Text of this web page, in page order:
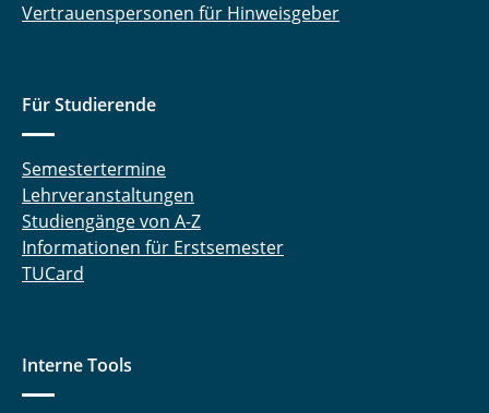
Vertrauenspersonen für Hinweisgeber
Für Studierende
Semestertermine
Lehrveranstaltungen
Studiengänge von A-Z
Informationen für Erstsemester
TUCard
Interne Tools